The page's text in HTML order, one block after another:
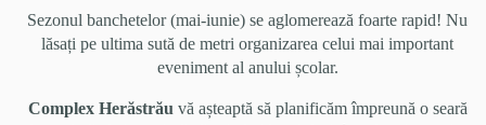
Sezonul banchetelor (mai-iunie) se aglomerează foarte rapid! Nu
lăsați pe ultima sută de metri organizarea celui mai important
eveniment al anului școlar.
Complex Herăstrău vă așteaptă să planificăm împreună o seară